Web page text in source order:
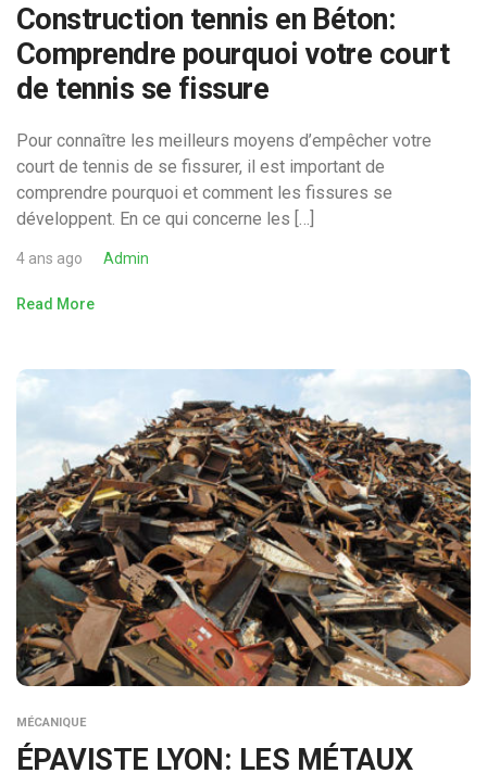
Construction tennis en Béton:
Comprendre pourquoi votre court
de tennis se fissure
Pour connaître les meilleurs moyens d’empêcher votre
court de tennis de se fissurer, il est important de
comprendre pourquoi et comment les fissures se
développent. En ce qui concerne les […]
4 ans ago Admin
Read More
MÉCANIQUE
ÉPAVISTE LYON: LES MÉTAUX